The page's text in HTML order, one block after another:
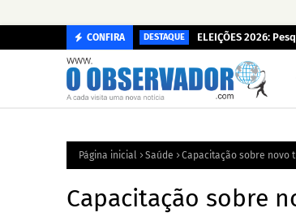
CONFIRA DESTAQUE ELEIÇÕES 2026:
Página inicial Saúde Capacitação sobre novo
Capacitação sobre